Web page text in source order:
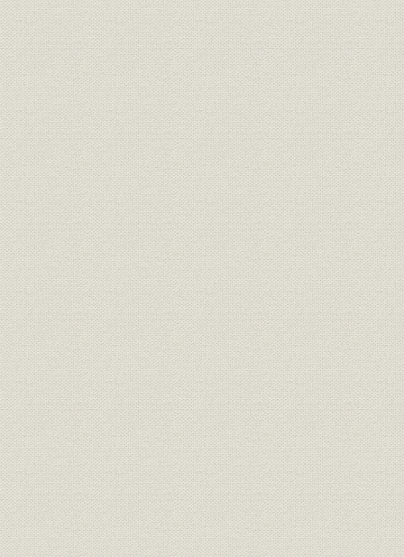
[2] 愛称の「スポーツ報知」登場
面白がり精神で
[3] 五輪速報“金”の連係プレー
[4] 社友・OBもバックアップ
[5] “長嶋効果”で追い風に乗る
第2章 今、スポーツ報知は ハイライト(平成3~4年)
[1] 開幕日がお元日
ジャイアンツを追う
新企画ではずむ紙面
長嶋監督誕生と取材陣の苦労
ドラフト制度廃止へ、態度鮮明
育てるペン
[2] サッカーが一面に躍り出る
プロサッカーでスポーツ維新
狙いはヤング